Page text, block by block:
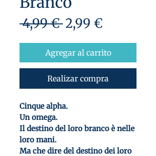
4,99 € Precio
2,99 €
oferta
Agregar al carrito
Realizar compra
Cinque alpha.
Un omega.
Il destino del loro branco è nelle
loro mani.
Ma che dire del destino dei loro